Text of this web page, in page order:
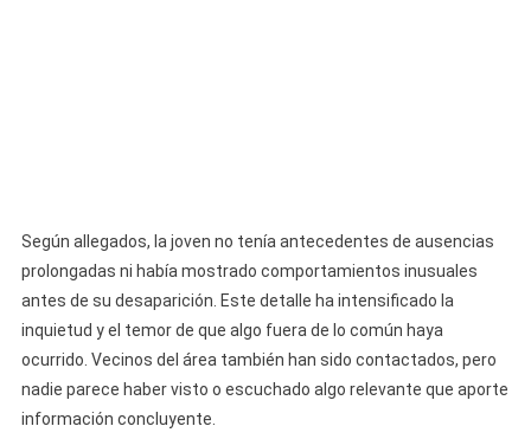
Según allegados, la joven no tenía antecedentes de ausencias
prolongadas ni había mostrado comportamientos inusuales
antes de su desaparición. Este detalle ha intensificado la
inquietud y el temor de que algo fuera de lo común haya
ocurrido. Vecinos del área también han sido contactados, pero
nadie parece haber visto o escuchado algo relevante que aporte
información concluyente.